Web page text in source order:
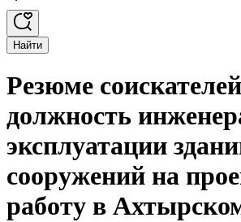
Найти
Резюме
должность
эксплуатации
сооружений на
работу в